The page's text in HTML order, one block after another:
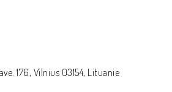
176, Vilnius 03154, Lituanie